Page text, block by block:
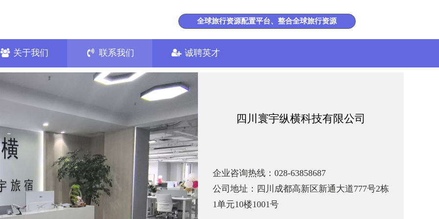
全球旅行资源配置平台、整合全球旅行资源
关于我们 联系我们 诚聘英才
四川寰宇纵横科技有限公司
企业咨询热线：028-63858687
公司地址：四川成都高新区新通大道777号2栋
1单元10楼1001号